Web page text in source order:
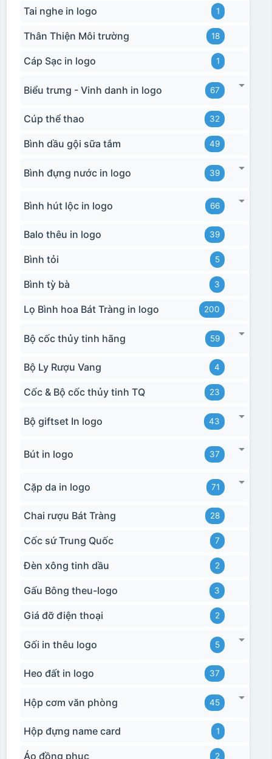
Tai nghe in logo 1
Thân Thiện Môi trường 18
Cáp Sạc in logo 1
Biểu trưng - Vinh danh in logo 67
Cúp thể thao 32
Bình dầu gội sữa tắm 49
Bình đựng nước in logo 39
Bình hút lộc in logo 66
Balo thêu in logo 39
Bình tỏi 5
Bình tỳ bà 3
Lọ Bình hoa Bát Tràng in logo 200
Bộ cốc thủy tinh hãng 59
Bộ Ly Rượu Vang 4
Cốc & Bộ cốc thủy tinh TQ 23
Bộ giftset In logo 43
Bút in logo 37
Cặp da in logo 71
Chai rượu Bát Tràng 28
Cốc sứ Trung Quốc 7
Đèn xông tinh dầu 2
Gấu Bông theu-logo 3
Giá đỡ điện thoại 2
Gối in thêu logo 5
Heo đất in logo 37
Hộp cơm văn phòng 45
Hộp đựng name card 1
Áo đồng phục 2